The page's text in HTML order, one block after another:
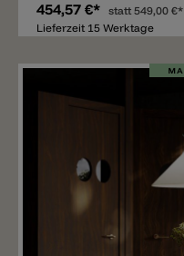
454,57 €* statt549,00 €*
Lieferzeit 15 Werktage